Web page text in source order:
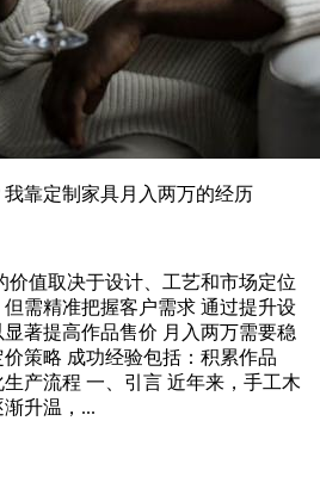
价值取决于设计、工艺和市场定位
需精准把握客户需求 通过提升设
著提高作品售价 月入两万需要稳
策略 成功经验包括：积累作品
产流程 一、引言 近年来，手工木